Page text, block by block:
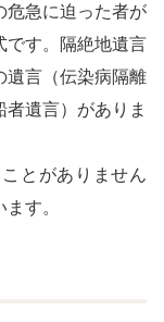
危急に迫った者が
です。隔絶地遺言
遺言（伝染病隔離
遺言）がありま
とがありません
す。